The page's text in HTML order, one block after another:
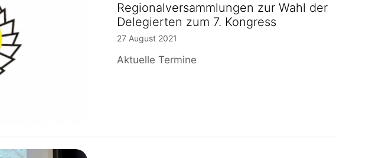
Regionalversammlungen zur Wahl der
Delegierten zum 7. Kongress
27 August 2021
Aktuelle Termine